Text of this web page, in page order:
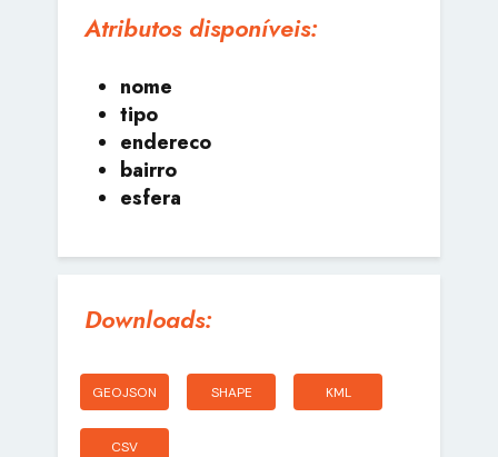
Atributos disponíveis:
nome
tipo
endereco
bairro
esfera
Downloads:
GEOJSON SHAPE KML
CSV